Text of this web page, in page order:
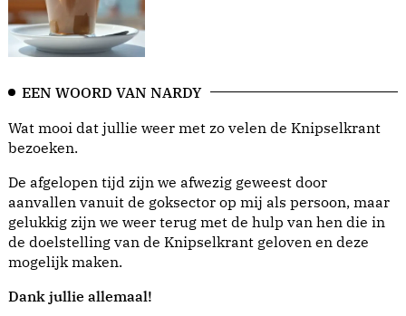
EEN WOORD VAN NARDY
Wat mooi dat jullie weer met zo velen de Knipselkrant
bezoeken.
De afgelopen tijd zijn we afwezig geweest door
aanvallen vanuit de goksector op mij als persoon, maar
gelukkig zijn we weer terug met de hulp van hen die in
de doelstelling van de Knipselkrant geloven en deze
mogelijk maken.
Dank jullie allemaal!